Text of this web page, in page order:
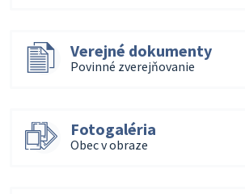
Verejné dokumenty
Povinné zverejňovanie
Fotogaléria
Obec v obraze